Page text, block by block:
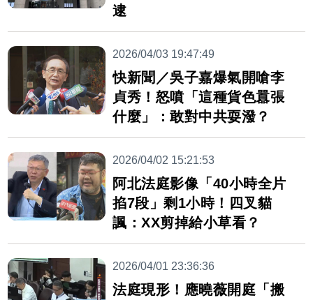
逮
2026/04/03 19:47:49
快新聞／吳子嘉爆氣開嗆李
貞秀！怒噴「這種貨色囂張
什麼」：敢對中共耍潑？
2026/04/02 15:21:53
阿北法庭影像「40小時全片
掐7段」剩1小時！四叉貓
諷：XX剪掉給小草看？
2026/04/01 23:36:36
法庭現形！應曉薇開庭「搬